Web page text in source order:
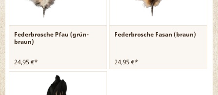
Federbrosche Pfau (grün-
braun)
24,95 €*
Federbrosche Fasan (braun)
24,95 €*